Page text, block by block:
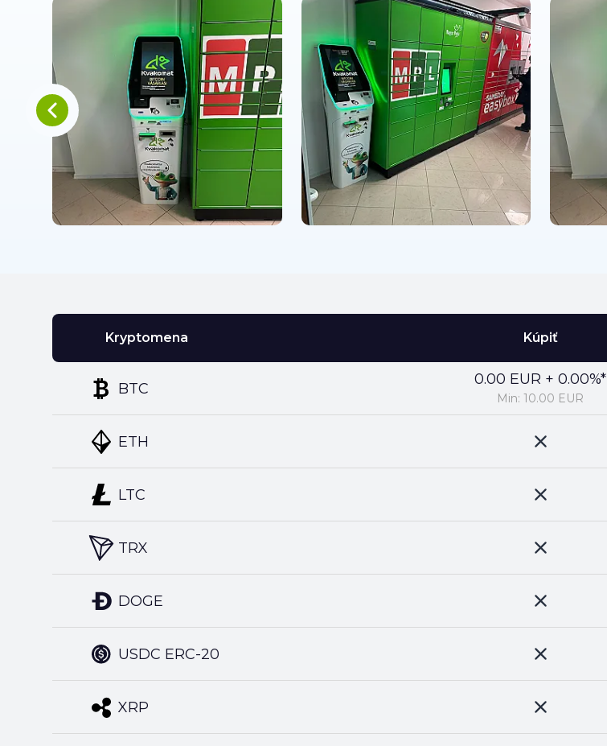
Kryptomena
BTC
ETH
LTC
TRX
DOGE
USDC ERC-20
XRP
Kúpiť
0.00 EUR + 0.00%*
Min: 10.00 EUR